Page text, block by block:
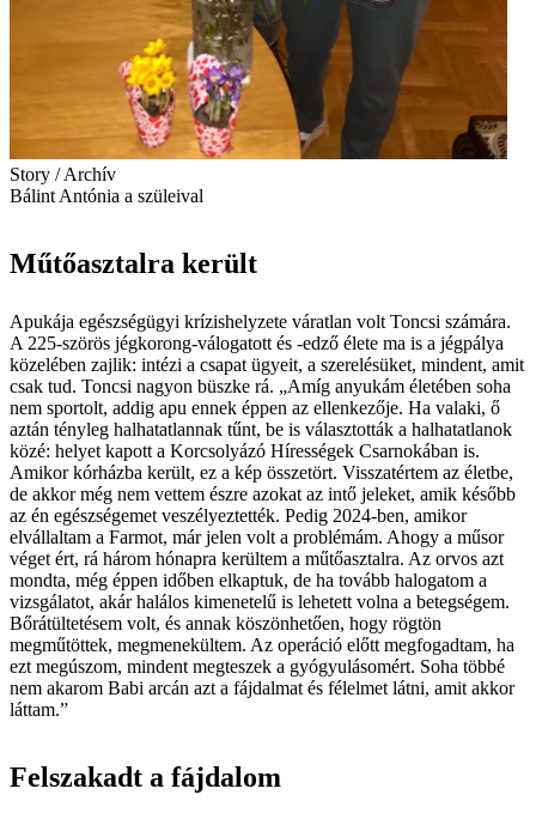
Story / Archív
Bálint Antónia a szüleival
Műtőasztalra került
Apukája egészségügyi krízishelyzete váratlan volt Toncsi számára.
A 225-szörös jégkorong-válogatott és -edző élete ma is a jégpálya
közelében zajlik: intézi a csapat ügyeit, a szerelésüket, mindent, amit
csak tud. Toncsi nagyon büszke rá. „Amíg anyukám életében soha
nem sportolt, addig apu ennek éppen az ellenkezője. Ha valaki, ő
aztán tényleg halhatatlannak tűnt, be is választották a halhatatlanok
közé: helyet kapott a Korcsolyázó Hírességek Csarnokában is.
Amikor kórházba került, ez a kép összetört. Visszatértem az életbe,
de akkor még nem vettem észre azokat az intő jeleket, amik később
az én egészségemet veszélyeztették. Pedig 2024-ben, amikor
elvállaltam a Farmot, már jelen volt a problémám. Ahogy a műsor
véget ért, rá három hónapra kerültem a műtőasztalra. Az orvos azt
mondta, még éppen időben elkaptuk, de ha tovább halogatom a
vizsgálatot, akár halálos kimenetelű is lehetett volna a betegségem.
Bőrátültetésem volt, és annak köszönhetően, hogy rögtön
megműtöttek, megmenekültem. Az operáció előtt megfogadtam, ha
ezt megúszom, mindent megteszek a gyógyulásomért. Soha többé
nem akarom Babi arcán azt a fájdalmat és félelmet látni, amit akkor
láttam.”
Felszakadt a fájdalom